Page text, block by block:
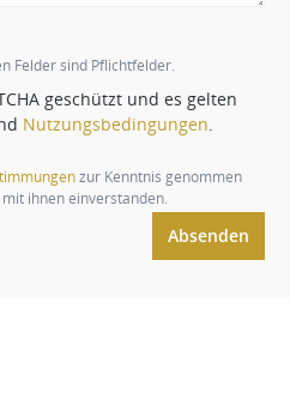
Felder sind Pflichtfelder.
geschützt und es gelten
Nutzungsbedingungen
zur Kenntnis genommen
ihnen einverstanden.
Absenden